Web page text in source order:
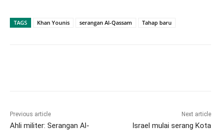
TAGS Khan Younis serangan Al-Qassam Tahap baru
Previous article
Ahli militer: Serangan Al-
Next article
Israel mulai serang Kota